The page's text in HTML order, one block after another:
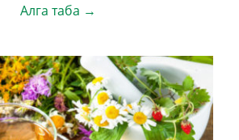
Алга таба →